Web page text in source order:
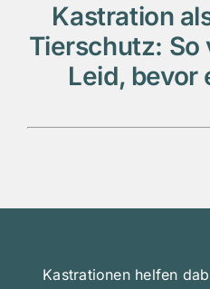
Kastration
Tierschutz:
Leid, bevor
Kastrationen helfen